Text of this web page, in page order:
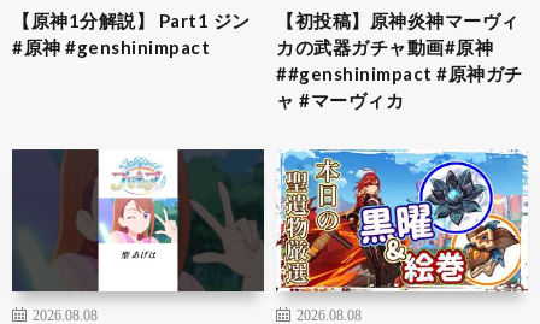
【原神1分解説】 Part1 ジン
#原神 #genshinimpact
【初投稿】原神炎神マーヴィ
カの武器ガチャ動画#原神
##genshinimpact #原神ガチ
ャ #マーヴィカ
2026.08.08 2026.08.08